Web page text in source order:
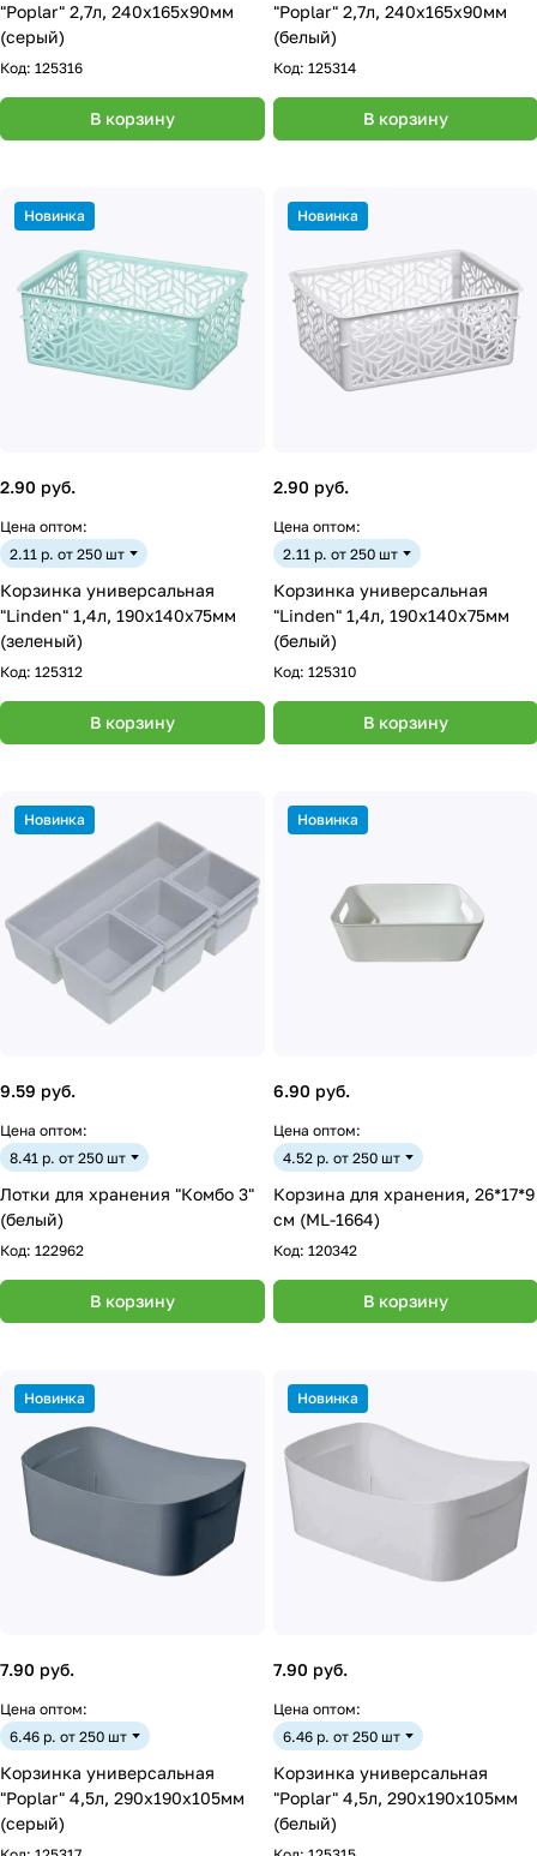
"Poplar" 2,7л, 240х165х90мм
(серый)
Код: 125316
В корзину
"Poplar" 2,7л, 240х165х90мм
(белый)
Код: 125314
В корзину
Новинка
2.90 руб.
Цена оптом:
2.11 р. от 250 шт
Корзинка универсальная
"Linden" 1,4л, 190х140х75мм
(зеленый)
Код: 125312
В корзину
Новинка
2.90 руб.
Цена оптом:
2.11 р. от 250 шт
Корзинка универсальная
"Linden" 1,4л, 190х140х75мм
(белый)
Код: 125310
В корзину
Новинка
9.59 руб.
Цена оптом:
8.41 р. от 250 шт
Лотки для хранения "Комбо 3"
(белый)
Код: 122962
В корзину
Новинка
6.90 руб.
Цена оптом:
4.52 р. от 250 шт
Корзина для хранения, 26*17*9
см (ML-1664)
Код: 120342
В корзину
Новинка
7.90 руб.
Цена оптом:
6.46 р. от 250 шт
Корзинка универсальная
"Poplar" 4,5л, 290х190х105мм
(серый)
Новинка
7.90 руб.
Цена оптом:
6.46 р. от 250 шт
Корзинка универсальная
"Poplar" 4,5л, 290х190х105мм
(белый)